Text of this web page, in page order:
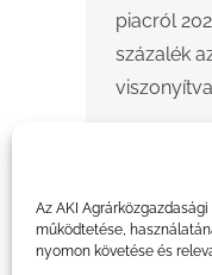
Az AKI
működtetése,
nyomon követése és
piacról
százalék